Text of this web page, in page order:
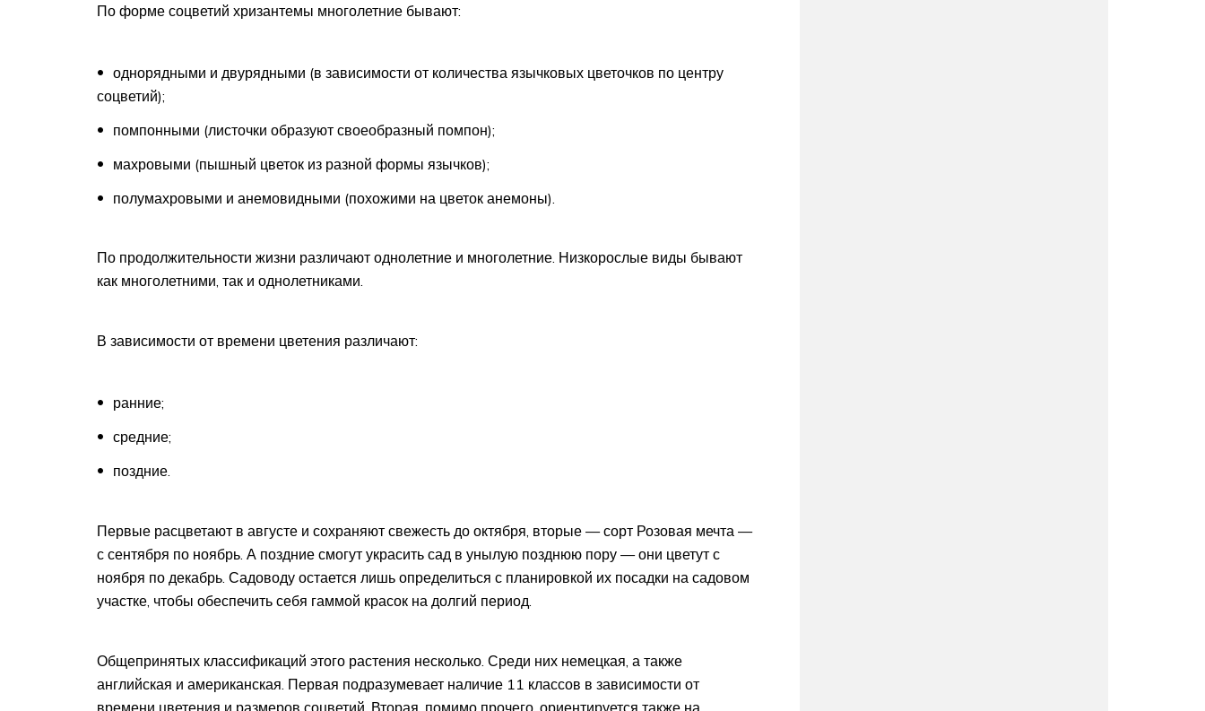
По форме соцветий хризантемы многолетние бывают:
однорядными и двурядными (в зависимости от количества язычковых цветочков по центру
соцветий);
помпонными (листочки образуют своеобразный помпон);
махровыми (пышный цветок из разной формы язычков);
полумахровыми и анемовидными (похожими на цветок анемоны).
По продолжительности жизни различают однолетние и многолетние. Низкорослые виды бывают
как многолетними, так и однолетниками.
В зависимости от времени цветения различают:
ранние;
средние;
поздние.
Первые расцветают в августе и сохраняют свежесть до октября, вторые — сорт Розовая мечта —
с сентября по ноябрь. А поздние смогут украсить сад в унылую позднюю пору — они цветут с
ноября по декабрь. Садоводу остается лишь определиться с планировкой их посадки на садовом
участке, чтобы обеспечить себя гаммой красок на долгий период.
Общепринятых классификаций этого растения несколько. Среди них немецкая, а также
английская и американская. Первая подразумевает наличие 11 классов в зависимости от
времени цветения и размеров соцветий. Вторая, помимо прочего, ориентируется также на